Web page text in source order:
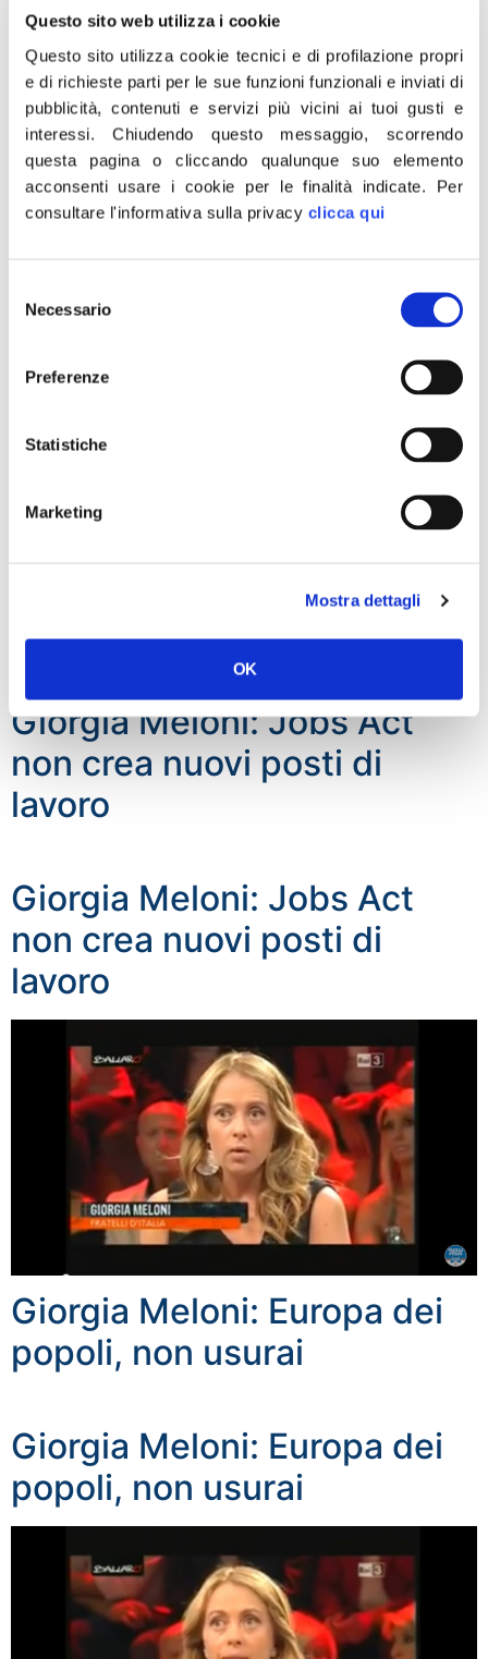
Questo sito web utilizza i cookie
Questo sito utilizza cookie tecnici e di profilazione propri
e di richieste parti per le sue funzioni funzionali e inviati di
pubblicità, contenuti e servizi più vicini ai tuoi gusti e
interessi.Chiudendo questo messaggio, scorrendo
questa pagina o cliccando qualunque suo elemento
acconsenti usare i cookie per le finalità indicate. Per
consultare l'informativa sulla privacy clicca qui
delNecessario
Preferenze
Statistiche
Marketing
Mostra dettagli
OK
Giorgia Meloni: A queste
condizioni, meglio uscire
dall’euro
Giorgia Meloni: Jobs Act
non crea nuovi posti di
lavoro
Giorgia Meloni: Jobs Act
non crea nuovi posti di
lavoro
Giorgia Meloni: Europa dei
popoli, non usurai
Giorgia Meloni: Europa dei
popoli, non usurai